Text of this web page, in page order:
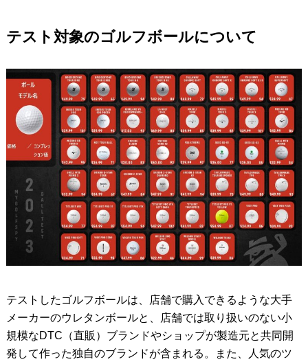
テスト対象のゴルフボールについて
テストしたゴルフボールは、店舗で購入できるような大手
メーカーのウレタンボールと、店舗では取り扱いのない小
規模なDTC（直販）ブランドやショップが製造元と共同開
発して作った独自のブランドが含まれる。また、人気のツ